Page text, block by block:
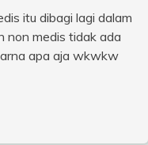
itu dibagi lagi dalam
non medis tidak ada
apa aja wkwkw